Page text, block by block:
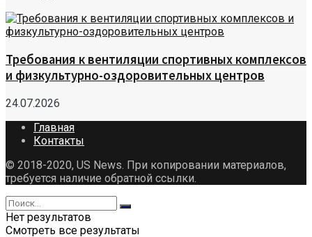
Требования к вентиляции спортивных комплексов
и физкультурно-оздоровительных центров
24.07.2026
Главная
Контакты
© 2018-2020, US News. При копировании материалов,
требуется наличие обратной ссылки.
Нет результатов
Смотреть все результаты